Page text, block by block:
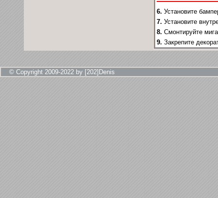
6. Установите
7. Установите
8. Смонтируйте
9. Закрепите
© Copyright 2009-2022 by [202]Denis